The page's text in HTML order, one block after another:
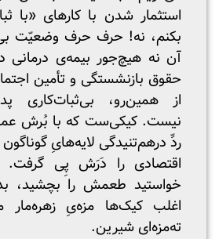
استثمار شدن با کارهای «با
بکنم، نه! حرف‌ حرف وضعیّت
آن نه هیچ‌جور بیمه‌‌ی درمانی‌
حقوق بازنشستگی و تأمین
از همین‌رو، بی‌ثبات‌کاری
نیست. کیکی‌ست که‌ با بُرش
ردِّ درهم‌تنیدگی لایه‌هایِ
اقتصادی را دَرَش پِی گرفت.
خواستید طعمش را بچشید،
اغلب کیک‌ها مزه‌یِ زهره‌مار
ته‌مزه‌ای شیرین.